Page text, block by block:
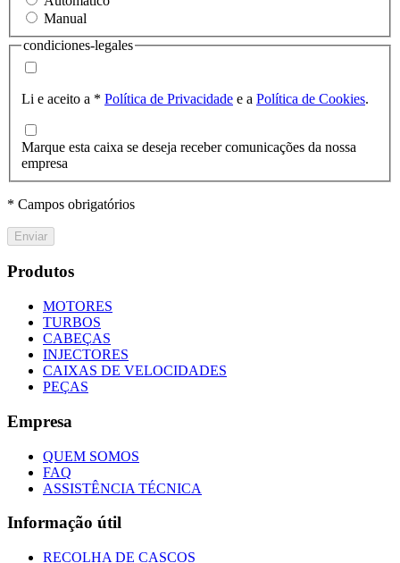
Manual
condiciones-legales
Li e aceito a * Política de Privacidade e a Política de Cookies.
Marque esta caixa se deseja receber comunicações da nossa
empresa
* Campos obrigatórios
Enviar
Produtos
MOTORES
TURBOS
CABEÇAS
INJECTORES
CAIXAS DE VELOCIDADES
PEÇAS
Empresa
QUEM SOMOS
FAQ
ASSISTÊNCIA TÉCNICA
Informação útil
RECOLHA DE CASCOS